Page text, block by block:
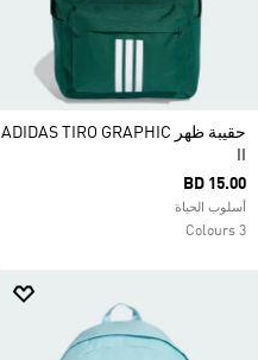
حقيبة ظهر ADIDAS TIRO GRAPHIC
BD 15.00
أسلوب الحياة
3 Colours